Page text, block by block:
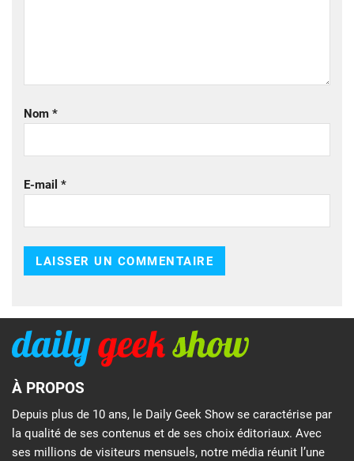
Nom *
E-mail *
À PROPOS
Depuis plus de 10 ans, le Daily Geek Show se caractérise par
la qualité de ses contenus et de ses choix éditoriaux. Avec
ses millions de visiteurs mensuels, notre média réunit l’une